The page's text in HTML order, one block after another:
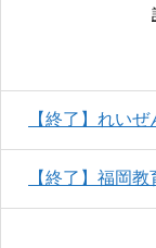
【終了】れい
【終了】福岡